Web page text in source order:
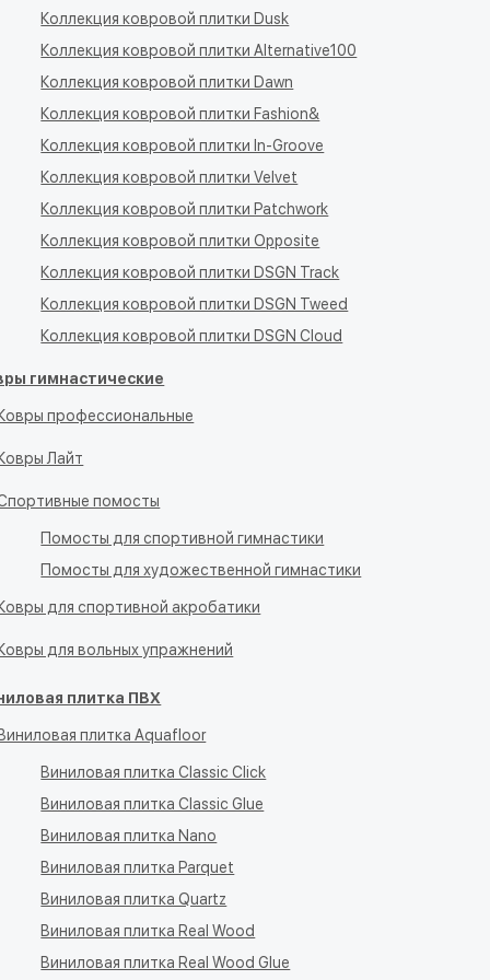
Коллекция ковровой плитки Dusk
Коллекция ковровой плитки Alternative100
Коллекция ковровой плитки Dawn
Коллекция ковровой плитки Fashion&
Коллекция ковровой плитки In-Groove
Коллекция ковровой плитки Velvet
Коллекция ковровой плитки Patchwork
Коллекция ковровой плитки Opposite
Коллекция ковровой плитки DSGN Track
Коллекция ковровой плитки DSGN Tweed
Коллекция ковровой плитки DSGN Cloud
гимнастические
профессиональные
Лайт
помосты
Помосты для спортивной гимнастики
Помосты для художественной гимнастики
для спортивной акробатики
для вольных упражнений
плитка ПВХ
плитка Aquafloor
Виниловая плитка Classic Click
Виниловая плитка Classic Glue
Виниловая плитка Nano
Виниловая плитка Parquet
Виниловая плитка Quartz
Виниловая плитка Real Wood
Виниловая плитка Real Wood Glue